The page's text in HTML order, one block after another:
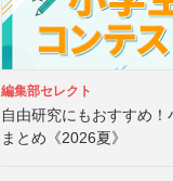
編集部セレクト
自由研究にもおすすめ
まとめ《2026夏》